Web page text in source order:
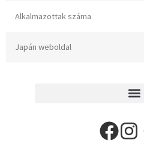
Alkalmazottak száma
Japán weboldal